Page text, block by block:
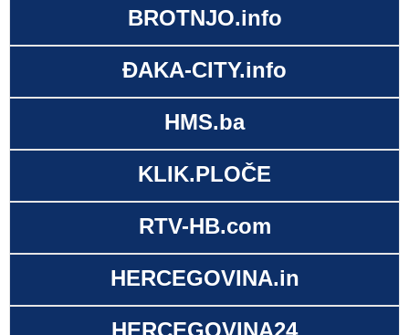
BROTNJO.info
ĐAKA-CITY.info
HMS.ba
KLIK.PLOČE
RTV-HB.com
HERCEGOVINA.in